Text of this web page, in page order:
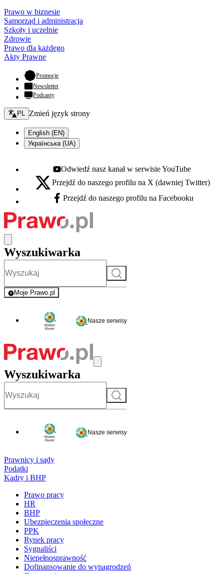
Prawo w biznesie
Samorząd i administracja
Szkoły i uczelnie
Zdrowie
Prawo dla każdego
Akty Prawne
Promocje- otwiera się w nowej karcie
Newsletter
Podcasty
Zmień język - bieżący:
PL Zmień język strony
English (EN)
Українська (UA)
Youtube - otwiera się w nowej karcie
Odwiedź nasz kanał w serwisie YouTube
X - otwiera się w nowej karcie
Przejdź do naszego profilu na X (dawniej Twitter)
Facebook - otwiera się w nowej karcie
Przejdź do naszego profilu na Facebooku
Wyszukiwarka
Szukaj
Moje Prawo.pl
- rejestracja i logowanie do serwisu
Nasze serwisy
Wyszukiwarka
Szukaj
Nasze serwisy
Prawnicy i sądy
Podatki
Kadry i BHP
Prawo pracy
HR
BHP
Ubezpieczenia społeczne
PPK
Rynek pracy
Sygnaliści
Niepełnosprawność
Dofinansowanie do wynagrodzeń